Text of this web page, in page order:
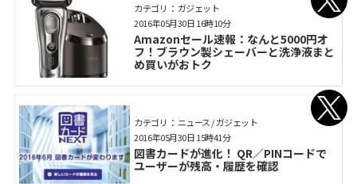
カテゴリ： ガジェット
Amazonセール速報：なんと5000円オ
フ！ブラウン製シェーバーと洗浄液まと
め買いがおトク
2016年05月30日 16時10分
カテゴリ： ニュース / ガジェット
図書カードが進化！ QR／PINコードで
ユーザーが残高・履歴を確認
2016年05月30日 15時41分